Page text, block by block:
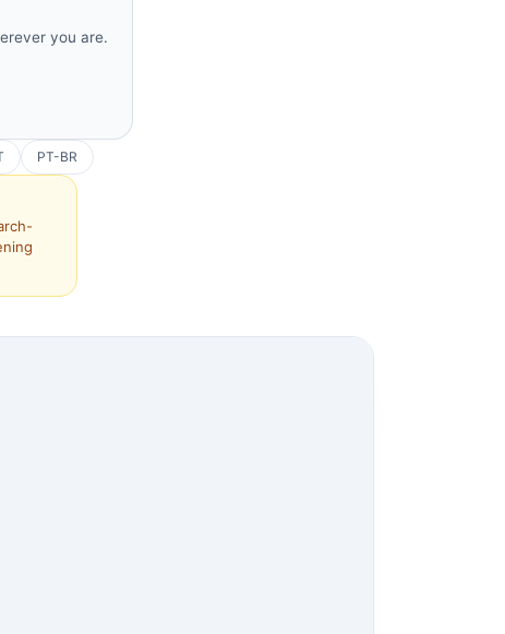
you are.
PT-BR